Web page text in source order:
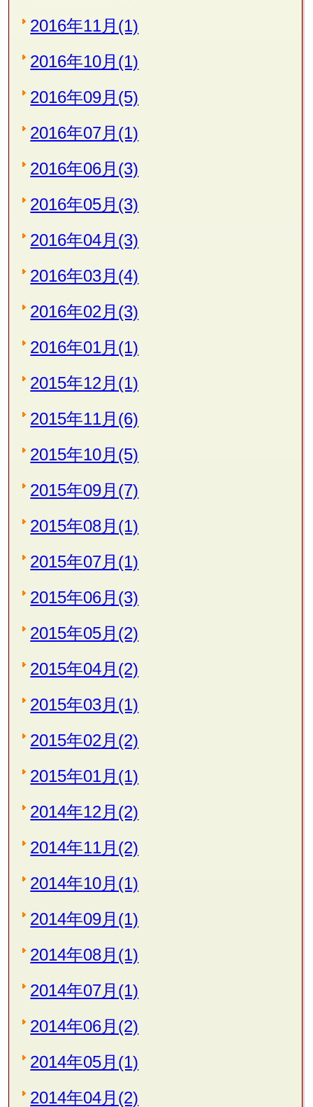
2016年11月(1)
2016年10月(1)
2016年09月(5)
2016年07月(1)
2016年06月(3)
2016年05月(3)
2016年04月(3)
2016年03月(4)
2016年02月(3)
2016年01月(1)
2015年12月(1)
2015年11月(6)
2015年10月(5)
2015年09月(7)
2015年08月(1)
2015年07月(1)
2015年06月(3)
2015年05月(2)
2015年04月(2)
2015年03月(1)
2015年02月(2)
2015年01月(1)
2014年12月(2)
2014年11月(2)
2014年10月(1)
2014年09月(1)
2014年08月(1)
2014年07月(1)
2014年06月(2)
2014年05月(1)
2014年04月(2)